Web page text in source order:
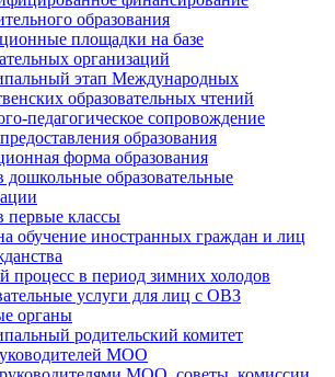
образования
площадки на базе
организаций
этап Международных
образовательных чтений
педагогическое сопровождение
образования
форма образования
образовательные
первые классы
обучение иностранных граждан и лиц
процесс в период зимних холодов
услуги для лиц с ОВЗ
органы
родительский комитет
МОО